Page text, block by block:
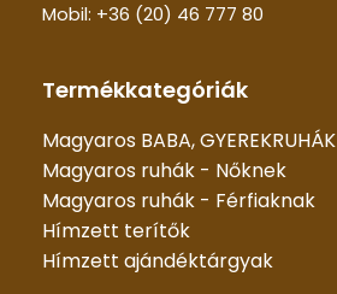
Mobil: +36 (20) 46 777 80
Termékkategóriák
Magyaros BABA, GYEREKRUHÁK
Magyaros ruhák - Nőknek
Magyaros ruhák - Férfiaknak
Hímzett terítők
Hímzett ajándéktárgyak